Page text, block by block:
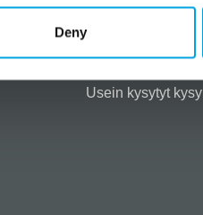
Deny
Rekisteröidy
Maksutiedot ja
Usein kysytyt